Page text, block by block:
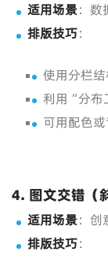
适用场景：数
排版技巧：
使用分栏结
利用“分布
可用配色或
4. 图文交错（
适用场景：创
排版技巧：